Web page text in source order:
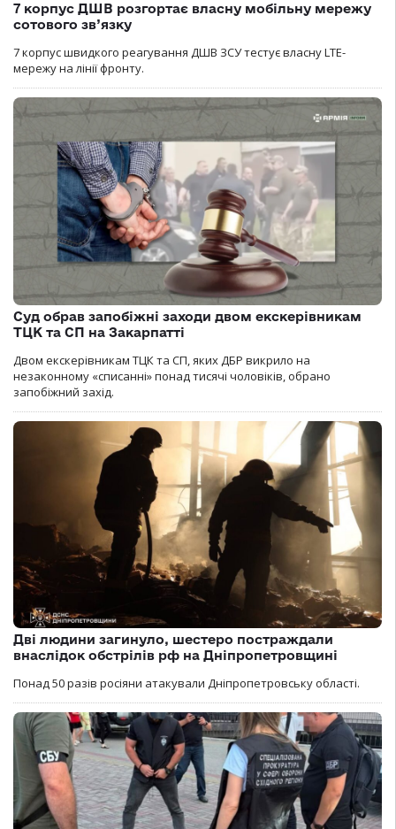
7 корпус ДШВ розгортає власну мобільну мережу
сотового зв’язку
7 корпус швидкого реагування ДШВ ЗСУ тестує власну LTE-
мережу на лінії фронту.
Суд обрав запобіжні заходи двом екскерівникам
ТЦК та СП на Закарпатті
Двом екскерівникам ТЦК та СП, яких ДБР викрило на
незаконному «списанні» понад тисячі чоловіків, обрано
запобіжний захід.
Дві людини загинуло, шестеро постраждали
внаслідок обстрілів рф на Дніпропетровщині
Понад 50 разів росіяни атакували Дніпропетровську області.